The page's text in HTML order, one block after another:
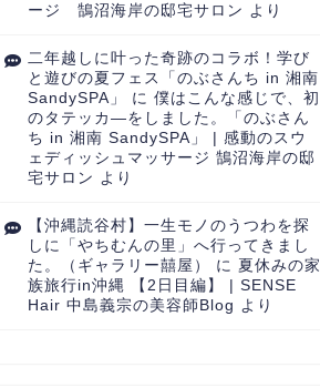
ージ 鵠沼海岸の邸宅サロン より
二年越しに叶った奇跡のコラボ！学び
と遊びの夏フェス「のぶさんち in 湘南
SandySPA」
に 僕はこんな感じで、初
のタテッカ―をしました。「のぶさん
ち in 湘南 SandySPA」 | 感動のスウ
ェディッシュマッサージ 鵠沼海岸の邸
宅サロン より
【沖縄読谷村】一生モノのうつわを探
しに「やちむんの里」へ行ってきまし
た。（ギャラリー囍屋）
に 夏休みの家
族旅行in沖縄 【2日目編】 | SENSE
Hair 中島義宗の美容師Blog より